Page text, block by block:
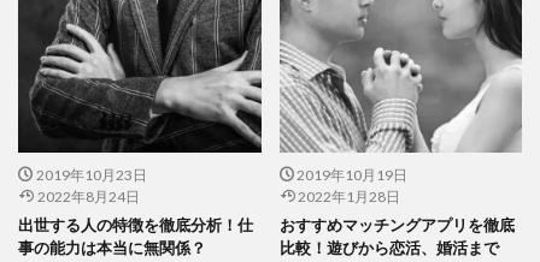
2019年10月23日
2022年8月24日
出世する人の特徴を徹底分析！仕
事の能力は本当に無関係？
2019年10月19日
2022年1月28日
おすすめマッチングアプリを徹底
比較！遊びから恋活、婚活まで